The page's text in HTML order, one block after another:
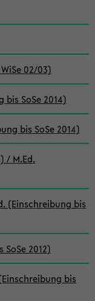
02/03)
bis SoSe 2014)
bis SoSe 2014)
/ M.Ed.
(Einschreibung bis
2012)
bis